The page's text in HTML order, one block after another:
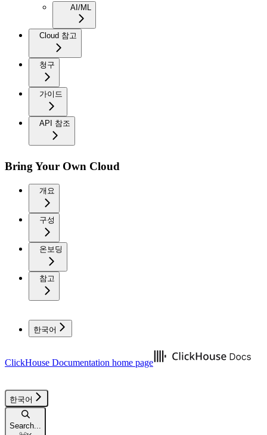
AI/ML
Cloud 참고
청구
가이드
API 참조
Bring Your Own Cloud
개요
구성
온보딩
참고
한국어
ClickHouse Documentation home page
한국어
Search...